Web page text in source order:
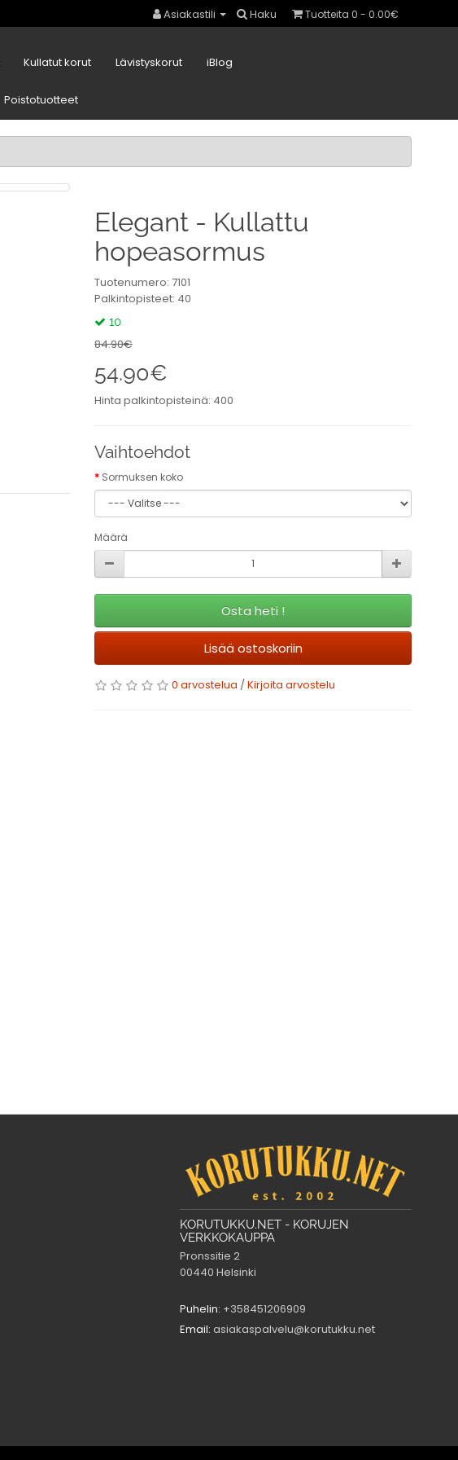
Asiakastili Haku Tuotteita 0 - 0.00€
Kullatut korut Lävistyskorut iBlog
Poistotuotteet
Elegant - Kullattu
hopeasormus
Tuotenumero: 7101
Palkintopisteet: 40
10
84.90€
54.90€
Hinta palkintopisteinä: 400
Vaihtoehdot
Sormuksen koko
Määrä
Osta heti !
Lisää ostoskoriin
0 arvostelua / Kirjoita arvostelu
KORUTUKKU.NET - KORUJEN
VERKKOKAUPPA
Pronssitie 2
00440 Helsinki
Puhelin: +358451206909
Email: asiakaspalvelu@korutukku.net